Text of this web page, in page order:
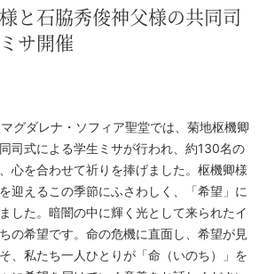
と石脇秀俊神父様の共同司
サ開催
グダレナ・ソフィア聖堂では、菊地枢機卿
司式による学生ミサが行われ、約130名の
心を合わせて祈りを捧げました。枢機卿様
迎えるこの季節にふさわしく、「希望」に
した。暗闇の中に輝く光として来られたイ
の希望です。命の危機に直面し、希望が見
、私たち一人ひとりが「命（いのち）」を